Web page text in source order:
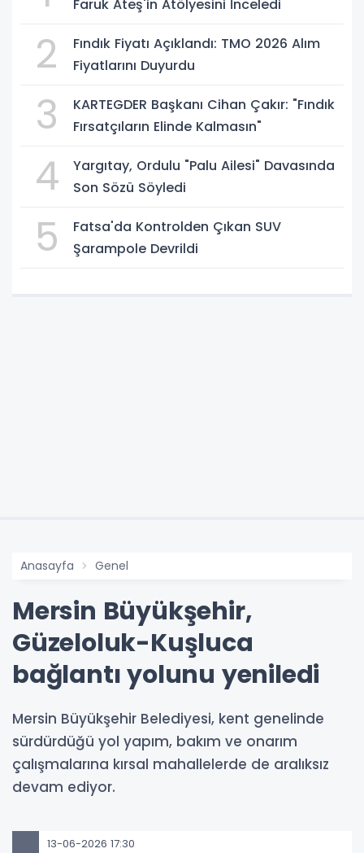
Faruk Ateş'in Atölyesini İnceledi
2
Fındık Fiyatı Açıklandı: TMO 2026 Alım
Fiyatlarını Duyurdu
3
KARTEGDER Başkanı Cihan Çakır: "Fındık
Fırsatçıların Elinde Kalmasın"
4
Yargıtay, Ordulu "Palu Ailesi" Davasında
Son Sözü Söyledi
5
Fatsa'da Kontrolden Çıkan SUV
Şarampole Devrildi
Anasayfa Genel
Mersin Büyükşehir,
Güzeloluk-Kuşluca
bağlantı yolunu yeniledi
Mersin Büyükşehir Belediyesi, kent genelinde
sürdürdüğü yol yapım, bakım ve onarım
çalışmalarına kırsal mahallelerde de aralıksız
devam ediyor.
13-06-2026 17:30